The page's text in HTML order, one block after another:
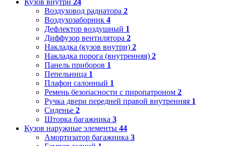
Воздуховод радиатора 2
Воздухозаборник 4
Дефлектор воздушный 1
Диффузор вентилятора 2
Накладка (кузов внутри) 2
Накладка порога (внутренняя) 2
Панель приборов 1
Пепельница 1
Плафон салонный 1
Ремень безопасности с пиропатроном 2
Ручка двери передней правой внутренняя 1
Сиденье 2
Шторка багажника 3
Кузов наружные элементы 44
Амортизатор багажника 3